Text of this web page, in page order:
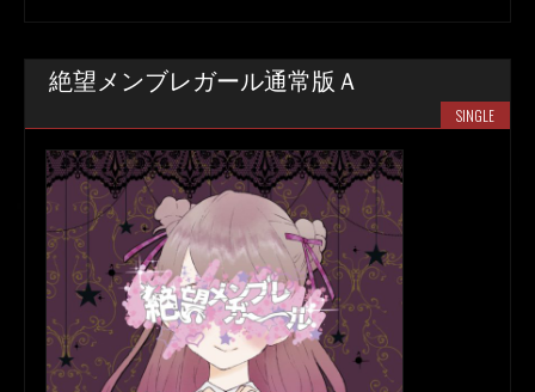
絶望メンブレガール通常版Ａ
SINGLE